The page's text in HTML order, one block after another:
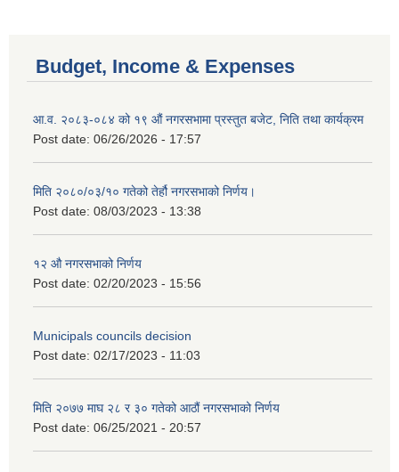
Budget, Income & Expenses
आ.व. २०८३-०८४ को १९ औं नगरसभामा प्रस्तुत बजेट, निति तथा कार्यक्रम
Post date: 06/26/2026 - 17:57
मिति २०८०/०३/१० गतेको तेर्हौ नगरसभाको निर्णय।
Post date: 08/03/2023 - 13:38
१२ औ नगरसभाको निर्णय
Post date: 02/20/2023 - 15:56
Municipals councils decision
Post date: 02/17/2023 - 11:03
मिति २०७७ माघ २८ र ३० गतेको आठौं नगरसभाको निर्णय
Post date: 06/25/2021 - 20:57